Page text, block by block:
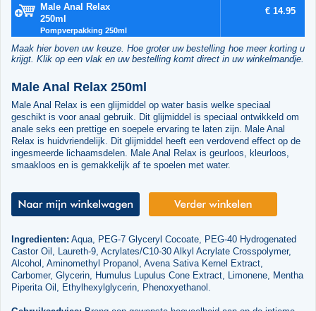
Male Anal Relax
250ml
Pompverpakking 250ml
€ 14.95
Maak hier boven uw keuze. Hoe groter uw bestelling hoe meer korting u
krijgt. Klik op een vlak en uw bestelling komt direct in uw winkelmandje.
Male Anal Relax 250ml
Male Anal Relax is een glijmiddel op water basis welke speciaal
geschikt is voor anaal gebruik. Dit glijmiddel is speciaal ontwikkeld om
anale seks een prettige en soepele ervaring te laten zijn. Male Anal
Relax is huidvriendelijk. Dit glijmiddel heeft een verdovend effect op de
ingesmeerde lichaamsdelen. Male Anal Relax is geurloos, kleurloos,
smaakloos en is gemakkelijk af te spoelen met water.
Ingredienten: Aqua, PEG-7 Glyceryl Cocoate, PEG-40 Hydrogenated
Castor Oil, Laureth-9, Acrylates/C10-30 Alkyl Acrylate Crosspolymer,
Alcohol, Aminomethyl Propanol, Avena Sativa Kernel Extract,
Carbomer, Glycerin, Humulus Lupulus Cone Extract, Limonene, Mentha
Piperita Oil, Ethylhexylglycerin, Phenoxyethanol.